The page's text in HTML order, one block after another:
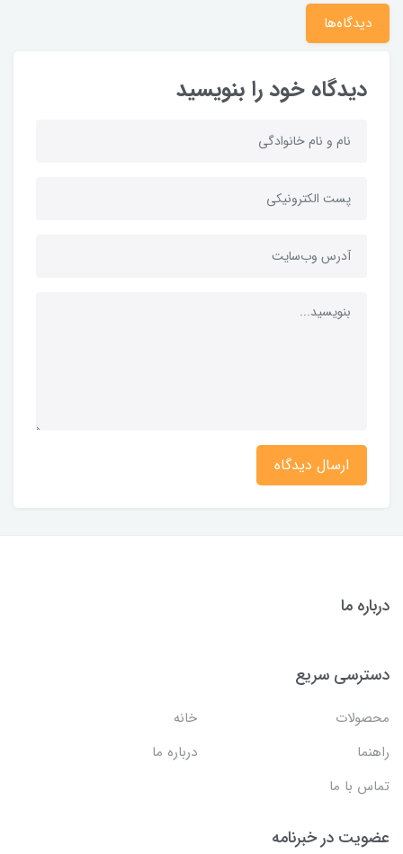
دیدگاه‌ها
دیدگاه خود را بنویسید
ارسال دیدگاه
درباره ما
دسترسی سریع
محصولات
خانه
راهنما
درباره ما
تماس با ما
عضویت در خبرنامه